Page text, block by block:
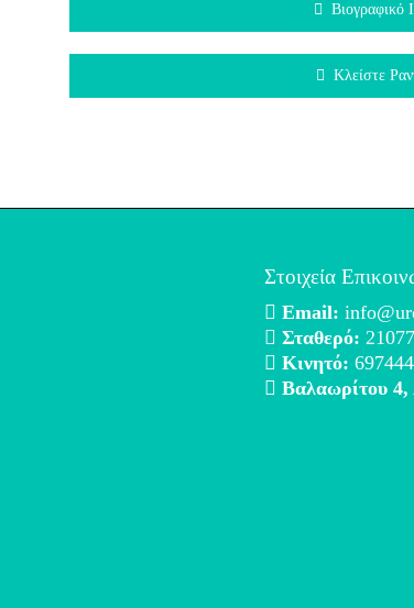
Βιογραφικό
Κλείστε
Στοιχεία
Email:
Σταθερό:
Κινητό:
Βαλαωρίτου